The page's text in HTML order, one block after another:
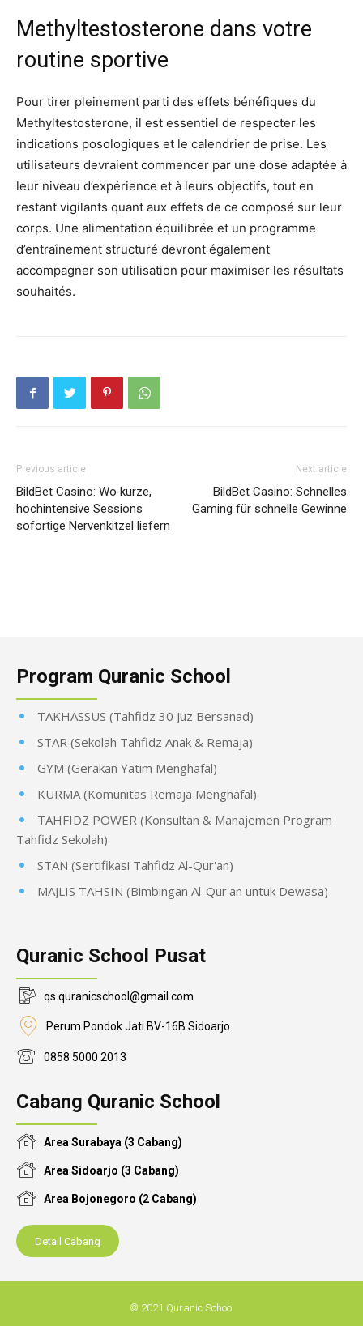
Methyltestosterone dans votre
routine sportive
Pour tirer pleinement parti des effets bénéfiques du
Methyltestosterone, il est essentiel de respecter les
indications posologiques et le calendrier de prise. Les
utilisateurs devraient commencer par une dose adaptée à
leur niveau d’expérience et à leurs objectifs, tout en
restant vigilants quant aux effets de ce composé sur leur
corps. Une alimentation équilibrée et un programme
d’entraînement structuré devront également
accompagner son utilisation pour maximiser les résultats
souhaités.
Previous article
BildBet Casino: Wo kurze,
hochintensive Sessions
sofortige Nervenkitzel liefern
Next article
BildBet Casino: Schnelles
Gaming für schnelle Gewinne
Program Quranic School
TAKHASSUS (Tahfidz 30 Juz Bersanad)
STAR (Sekolah Tahfidz Anak & Remaja)
GYM (Gerakan Yatim Menghafal)
KURMA (Komunitas Remaja Menghafal)
TAHFIDZ POWER (Konsultan & Manajemen Program
Tahfidz Sekolah)
STAN (Sertifikasi Tahfidz Al-Qur'an)
MAJLIS TAHSIN (Bimbingan Al-Qur'an untuk Dewasa)
Quranic School Pusat
qs.quranicschool@gmail.com
Perum Pondok Jati BV-16B Sidoarjo
0858 5000 2013
Cabang Quranic School
Area Surabaya (3 Cabang)
Area Sidoarjo (3 Cabang)
Area Bojonegoro (2 Cabang)
Detail Cabang
© 2021 Quranic School